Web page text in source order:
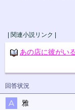
| 関連小説リンク |
あの店に彼がい
回答状況
雅